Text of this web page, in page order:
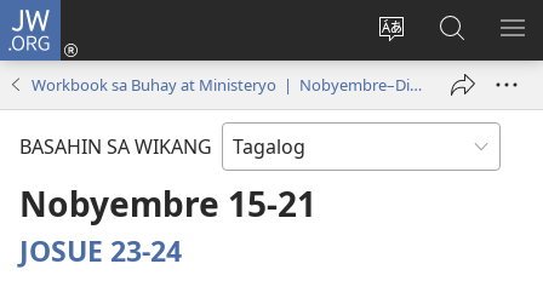
JW.ORG
Baguhin
ang
ng
Mag-
log
In
bubukas
sa
JW.ORG
Workbook sa Buhay at Ministeryo | Nobyembre–Disyembre 2021
BASAHIN SA WIKANG
Nobyembre 15-21
JOSUE 23-24